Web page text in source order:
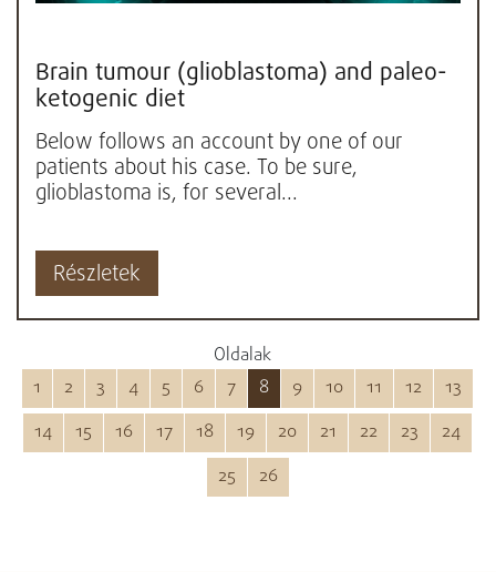
Brain tumour (glioblastoma) and paleo-
ketogenic diet
Below follows an account by one of our
patients about his case. To be sure,
glioblastoma is, for several...
Részletek
Oldalak
1
2 3 4 5 6 7 8 9 10 11 12
13
14
15 16 17 18 19 20 21 22 23
24
25
26